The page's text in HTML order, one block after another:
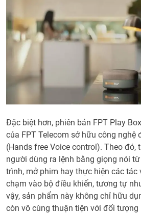
Đặc biệt hơn, phiên bản FPT Play
của FPT Telecom sở hữu công nghệ
(Hands free Voice control). Theo đó,
người dùng ra lệnh bằng giọng nói
trình, mở phim hay thực hiện các tác
chạm vào bộ điều khiển, tương tự
vậy, sản phẩm này không chỉ hữu
còn vô cùng thuận tiện với đối